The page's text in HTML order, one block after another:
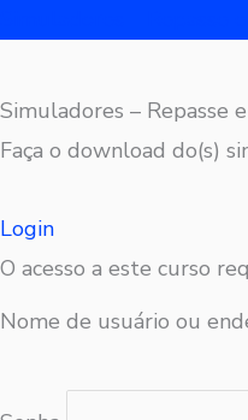
Simuladores – Repasse
Faça o download do(s)
Login
O acesso a este curso
Nome de usuário ou